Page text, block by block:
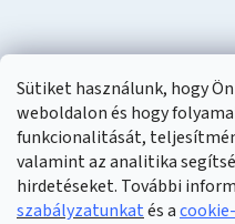
Sütiket használunk, hogy
weboldalon és hogy
funkcionalitását,
valamint az analitika
hirdetéseket. További
szabályzatunkatés a